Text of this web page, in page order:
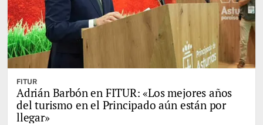
FITUR
Adrián Barbón en FITUR: «Los mejores años
del turismo en el Principado aún están por
llegar»